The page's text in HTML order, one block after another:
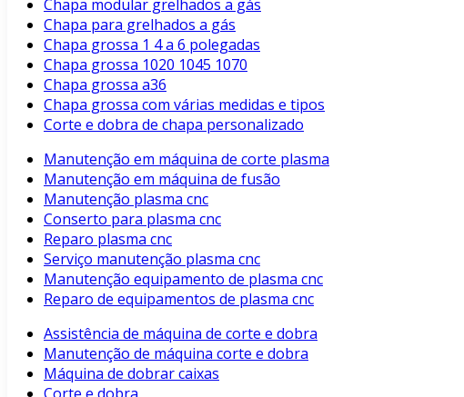
Chapa modular grelhados a gás
Chapa para grelhados a gás
Chapa grossa 1 4 a 6 polegadas
Chapa grossa 1020 1045 1070
Chapa grossa a36
Chapa grossa com várias medidas e tipos
Corte e dobra de chapa personalizado
Manutenção em máquina de corte plasma
Manutenção em máquina de fusão
Manutenção plasma cnc
Conserto para plasma cnc
Reparo plasma cnc
Serviço manutenção plasma cnc
Manutenção equipamento de plasma cnc
Reparo de equipamentos de plasma cnc
Assistência de máquina de corte e dobra
Manutenção de máquina corte e dobra
Máquina de dobrar caixas